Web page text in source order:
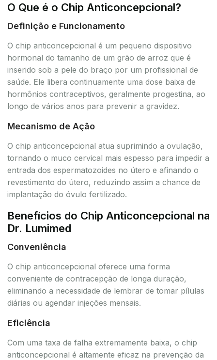
O Que é o Chip Anticoncepcional?
Definição e Funcionamento
O chip anticoncepcional é um pequeno dispositivo
hormonal do tamanho de um grão de arroz que é
inserido sob a pele do braço por um profissional de
saúde. Ele libera continuamente uma dose baixa de
hormônios contraceptivos, geralmente progestina, ao
longo de vários anos para prevenir a gravidez.
Mecanismo de Ação
O chip anticoncepcional atua suprimindo a ovulação,
tornando o muco cervical mais espesso para impedir a
entrada dos espermatozoides no útero e afinando o
revestimento do útero, reduzindo assim a chance de
implantação do óvulo fertilizado.
Benefícios do Chip Anticoncepcional na
Dr. Lumimed
Conveniência
O chip anticoncepcional oferece uma forma
conveniente de contracepção de longa duração,
eliminando a necessidade de lembrar de tomar pílulas
diárias ou agendar injeções mensais.
Eficiência
Com uma taxa de falha extremamente baixa, o chip
anticoncepcional é altamente eficaz na prevenção da